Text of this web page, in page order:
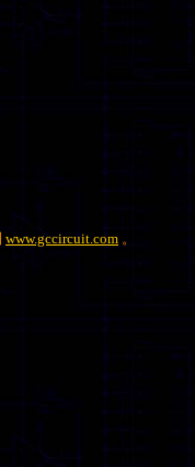
www.gccircuit.com 。